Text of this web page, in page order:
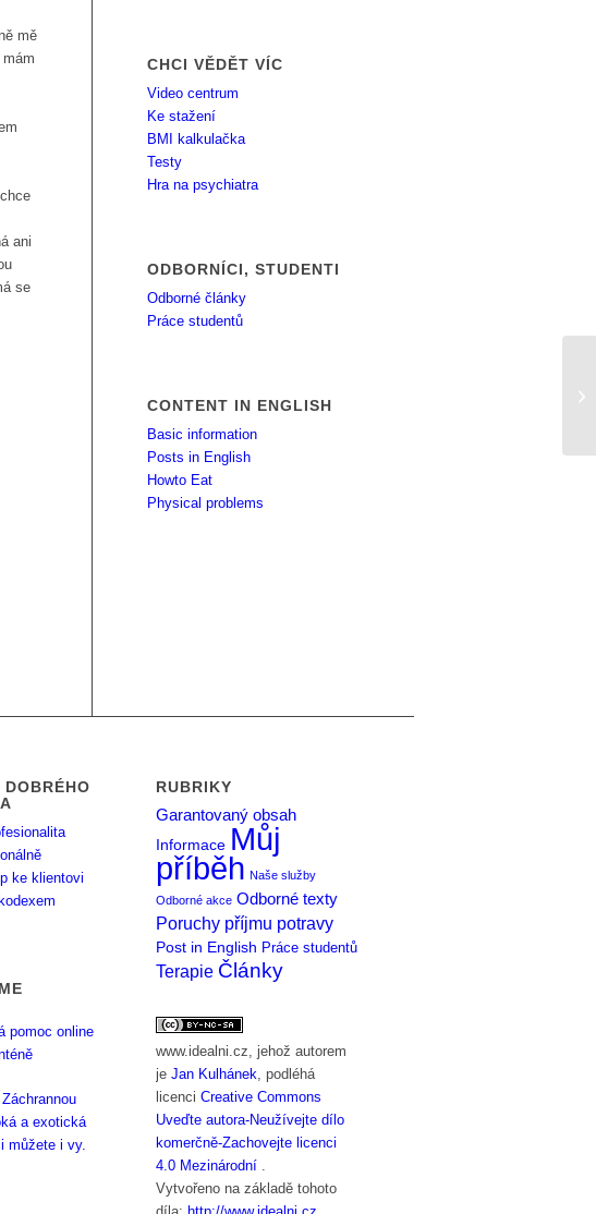
mě
ani
se
CHCI VĚDĚT VÍC
Video centrum
Ke stažení
BMI kalkulačka
Testy
Hra na psychiatra
ODBORNÍCI, STUDENTI
Odborné články
Práce studentů
CONTENT IN ENGLISH
Basic information
Posts in English
Howto Eat
Physical problems
ke klientovi
a exotická
můžete i vy.
RUBRIKY
Garantovaný obsah
Informace Můj
příběh Naše služby
Odborné akce Odborné texty
Poruchy příjmu potravy
Post in English Práce studentů
Terapie Články
www.idealni.cz, jehož autorem
jeJan Kulhánek, podléhá
licenciCreative Commons
Uveďte autora-Neužívejte dílo
komerčně-Zachovejte licenci
4.0 Mezinárodní .
Vytvořeno na základě tohoto